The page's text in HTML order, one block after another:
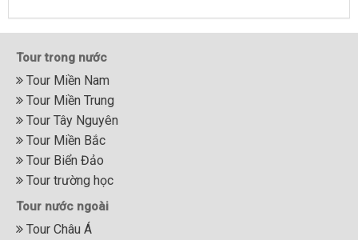
Tour trong nước
Tour Miền Nam
Tour Miền Trung
Tour Tây Nguyên
Tour Miền Bắc
Tour Biển Đảo
Tour trường học
Tour nước ngoài
Tour Châu Á